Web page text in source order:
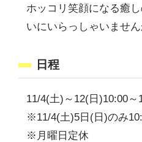
ホッコリ笑顔になる癒
いにいらっしゃいま
日程
11/4(土)～12(日)10:00
※11/4(土)5日(日)のみ
※月曜